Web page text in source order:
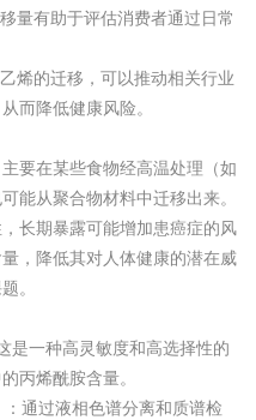
量有助于评估消费者通过日常
烯的迁移，可以推动相关行业
而降低健康风险。
要在某些食物经高温处理（如
能从聚合物材料中迁移出来。
长期暴露可能增加患癌症的风
，降低其对人体健康的潜在威
。
是一种高灵敏度和高选择性的
丙烯酰胺含量。
通过液相色谱分离和质谱检
研发 驱蚊检测
霉菌污染分析
案 防螨除螨检测